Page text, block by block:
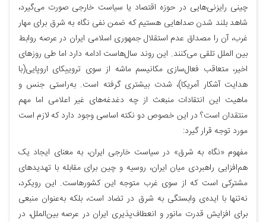
چینی رایزنی‌هایی در حوزه اقتصاد یا سیاست خارجی صورت می‌گیرد،
شاهد بلند شدن صداهایی هستیم که ضمن نفی نگاه به شرق برای مهار
غرب، آن را مصداق عدم استقلال جمهوری اسلامی ایران در عرصه روابط
بین الملل تلقی می‌کنند. این روند سال‌هاست ادامه دارد اما طی روزهای
اخیر، متعاقب فعال‌سازی مکانیسم ماشه از سوی تروییکای اروپایی(با
هدایت آشکار آمریکا)، شدت بیشتری گرفته است. به‌راستی جنس و
ماهیت این انتقادات منبعث از چه دغدغه‌های غیر اعلامی اما مهم
منتقدان است؟ در این خصوص دو نکته اساسی وجود دارد که لازم است
مورد توجه قرار گیرد:
مفهوم «نگاه به شرق» در سیاست خارجی ایران، به معنای ایجاد یک
هم‌افزایی راهبردی میان ایران، روسیه و چین برای مقابله با تهدیدهای
مشترکی است که از سوی غرب متوجه این کشورهاست. این رویکرد،
نه‌تنها با ایده‌ی وابستگی به شرق در تضاد است، بلکه به‌عنوان منبعی
برای افزایش قدرت مانور و انعطاف‌پذیری ایران در عرصه بین‌الملل، در